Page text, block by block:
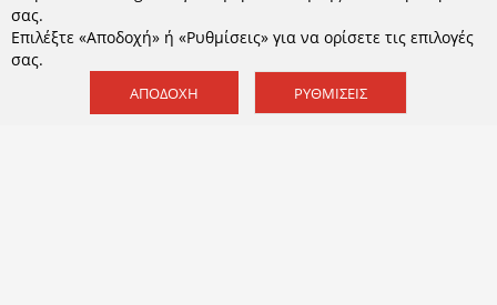
ΕΓΓΡΑΦΉ
Αποδέχομαι τουςόρους χρήσηςκαι τηνΠολιτική
σας.
Επιλέξτε «Αποδοχή» ή «Ρυθμίσεις» για να ορίσετε τις επιλογές
σας.
ΑΠΟΔΟΧΉ ΡΥΘΜΊΣΕΙΣ